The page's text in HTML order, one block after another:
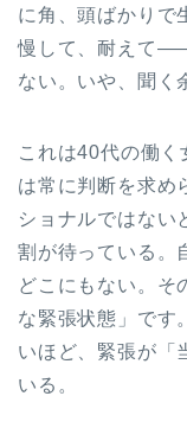
に角、頭ばかりで
慢して、耐えて
ない。いや、聞く
これは40代の働
は常に判断を求め
ショナルではない
割が待っている。
どこにもない。そ
な緊張状態」です
いほど、緊張が「
いる。